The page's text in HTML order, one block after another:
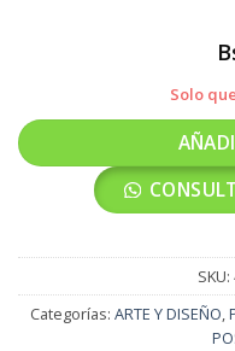
Solo
SKU:
Categorías: ARTE Y DISEÑO,